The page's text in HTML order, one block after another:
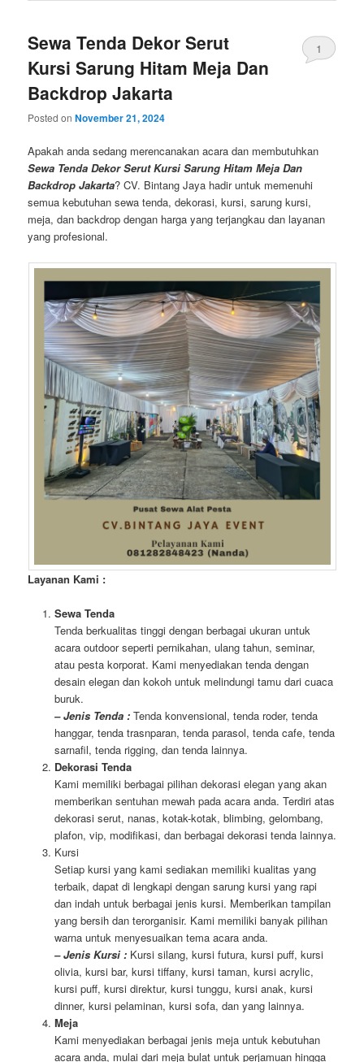
Sewa Tenda Dekor Serut
Kursi Sarung Hitam Meja Dan
Backdrop Jakarta
Posted onNovember 21, 2024
1
Apakah anda sedang merencanakan acara dan membutuhkan
Sewa Tenda Dekor Serut Kursi Sarung Hitam Meja Dan
Backdrop Jakarta? CV. Bintang Jaya hadir untuk memenuhi
semua kebutuhan sewa tenda, dekorasi, kursi, sarung kursi,
meja, dan backdrop dengan harga yang terjangkau dan layanan
yang profesional.
Layanan Kami :
Sewa Tenda
Tenda berkualitas tinggi dengan berbagai ukuran untuk
acara outdoor seperti pernikahan, ulang tahun, seminar,
atau pesta korporat. Kami menyediakan tenda dengan
desain elegan dan kokoh untuk melindungi tamu dari cuaca
buruk.
– Jenis Tenda : Tenda konvensional, tenda roder, tenda
hanggar, tenda trasnparan, tenda parasol, tenda cafe, tenda
sarnafil, tenda rigging, dan tenda lainnya.
Dekorasi Tenda
Kami memiliki berbagai pilihan dekorasi elegan yang akan
memberikan sentuhan mewah pada acara anda. Terdiri atas
dekorasi serut, nanas, kotak-kotak, blimbing, gelombang,
plafon, vip, modifikasi, dan berbagai dekorasi tenda lainnya.
Kursi
Setiap kursi yang kami sediakan memiliki kualitas yang
terbaik, dapat di lengkapi dengan sarung kursi yang rapi
dan indah untuk berbagai jenis kursi. Memberikan tampilan
yang bersih dan terorganisir. Kami memiliki banyak pilihan
warna untuk menyesuaikan tema acara anda.
– Jenis Kursi :Kursi silang, kursi futura, kursi puff, kursi
olivia, kursi bar, kursi tiffany, kursi taman, kursi acrylic,
kursi puff, kursi direktur, kursi tunggu, kursi anak, kursi
dinner, kursi pelaminan, kursi sofa, dan yang lainnya.
Meja
Kami menyediakan berbagai jenis meja untuk kebutuhan
acara anda, mulai dari meja bulat untuk perjamuan hingga